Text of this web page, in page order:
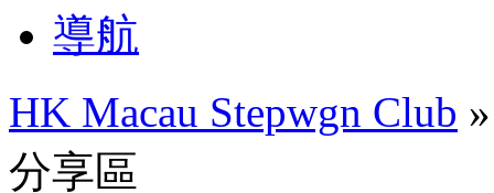
導航
HK Macau Stepwgn Club
分享區